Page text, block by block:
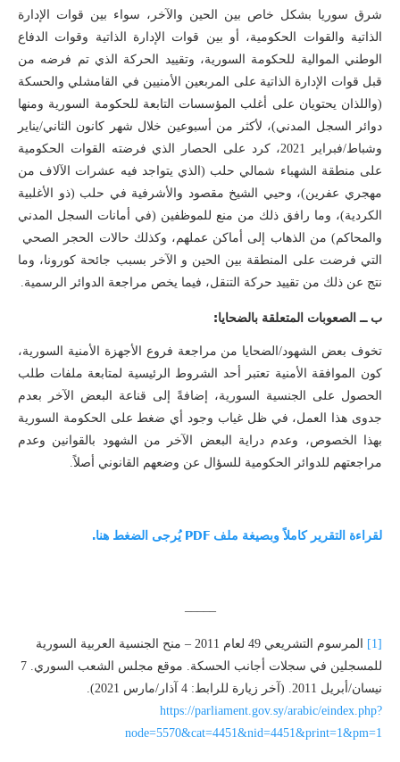
شرق سوريا بشكل خاص بين الحين والآخر، سواء بين قوات الإدارة
الذاتية والقوات الحكومية، أو بين قوات الإدارة الذاتية وقوات الدفاع
الوطني الموالية للحكومة السورية، وتقييد الحركة الذي تم فرضه من
قبل قوات الإدارة الذاتية على المربعين الأمنيين في القامشلي والحسكة
(واللذان يحتويان على أغلب المؤسسات التابعة للحكومة السورية ومنها
دوائر السجل المدني)، لأكثر من أسبوعين خلال شهر كانون الثاني/يناير
وشباط/فبراير 2021، كرد على الحصار الذي فرضته القوات الحكومية
على منطقة الشهباء شمالي حلب (الذي يتواجد فيه عشرات الآلاف من
مهجري عفرين)، وحيي الشيخ مقصود والأشرفية في حلب (ذو الأغلبية
الكردية)، وما رافق ذلك من منع للموظفين (في أمانات السجل المدني
والمحاكم) من الذهاب إلى أماكن عملهم، وكذلك حالات الحجر الصحي
التي فرضت على المنطقة بين الحين و الآخر بسبب جائحة كورونا، وما
نتج عن ذلك من تقييد حركة التنقل، فيما يخص مراجعة الدوائر الرسمية.
ب ــ الصعوبات المتعلقة بالضحايا:
تخوف بعض الشهود/الضحايا من مراجعة فروع الأجهزة الأمنية السورية،
كون الموافقة الأمنية تعتبر أحد الشروط الرئيسية لمتابعة ملفات طلب
الحصول على الجنسية السورية، إضافةً إلى قناعة البعض الآخر بعدم
جدوى هذا العمل، في ظل غياب وجود أي ضغط على الحكومة السورية
بهذا الخصوص، وعدم دراية البعض الآخر من الشهود بالقوانين وعدم
مراجعتهم للدوائر الحكومية للسؤال عن وضعهم القانوني أصلاً.
لقراءة التقرير كاملاً وبصيغة ملف PDF يُرجى الضغط هنا.
[1]
المرسوم التشريعي 49 لعام 2011 – منح الجنسية العربية السورية
للمسجلين في سجلات أجانب الحسكة. موقع مجلس الشعب السوري. 7
نيسان/أبريل 2011. (آخر زيارة للرابط: 4 آذار/مارس 2021).
https://parliament.gov.sy/arabic/eindex.php?
node=5570&cat=4451&nid=4451&print=1&pm=1